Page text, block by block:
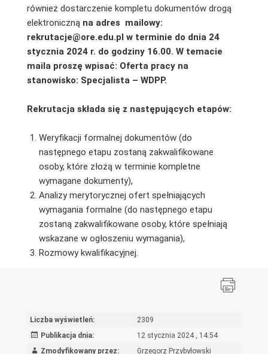
również dostarczenie kompletu dokumentów drogą
elektroniczną na adres mailowy:
rekrutacje@ore.edu.pl w terminie do dnia 24
stycznia 2024 r. do godziny 16.00. W temacie
maila proszę wpisać: Oferta pracy na
stanowisko: Specjalista – WDPP.
Rekrutacja składa się z następujących etapów:
Weryfikacji formalnej dokumentów (do
następnego etapu zostaną zakwalifikowane
osoby, które złożą w terminie kompletne
wymagane dokumenty),
Analizy merytorycznej ofert spełniających
wymagania formalne (do następnego etapu
zostaną zakwalifikowane osoby, które spełniają
wskazane w ogłoszeniu wymagania),
Rozmowy kwalifikacyjnej.
Liczba wyświetleń:
2309
Publikacja dnia:
12 stycznia 2024 , 14:54
Zmodyfikowany przez:
Grzegorz Przybyłowski